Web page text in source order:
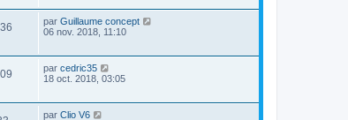
par Guillaume concept
06 nov. 2018, 11:10
par cedric35
18 oct. 2018, 03:05
par Clio V6